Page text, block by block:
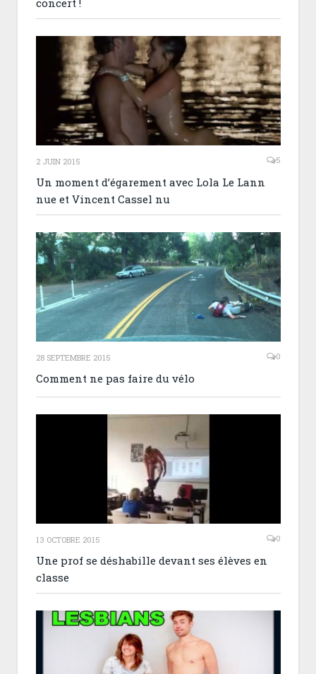
concert !
2 JUIN 2015 5
Un moment d’égarement avec Lola Le Lann
nue et Vincent Cassel nu
28 SEPTEMBRE 2015 0
Comment ne pas faire du vélo
13 OCTOBRE 2015 0
Une prof se déshabille devant ses élèves en
classe